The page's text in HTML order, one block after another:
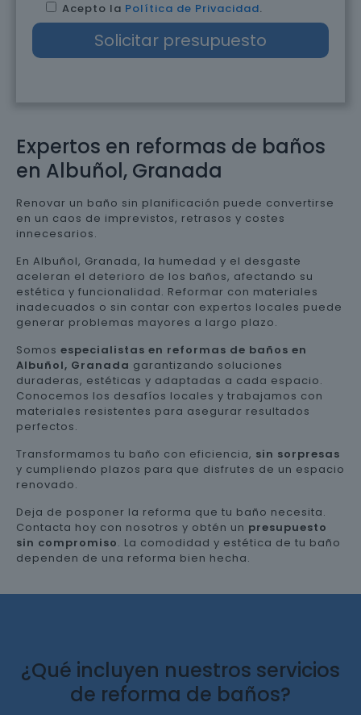
Expertos en reformas de baños
en Albuñol, Granada
Renovar un baño sin planificación puede convertirse
en un caos de imprevistos, retrasos y costes
innecesarios.
En Albuñol, Granada, la humedad y el desgaste
aceleran el deterioro de los baños, afectando su
estética y funcionalidad. Reformar con materiales
inadecuados o sin contar con expertos locales puede
generar problemas mayores a largo plazo.
Somos especialistas en reformas de baños en
Albuñol, Granada garantizando soluciones
duraderas, estéticas y adaptadas a cada espacio.
Conocemos los desafíos locales y trabajamos con
materiales resistentes para asegurar resultados
perfectos.
Transformamos tu baño con eficiencia, sin sorpresas
y cumpliendo plazos para que disfrutes de un espacio
renovado.
Deja de posponer la reforma que tu baño necesita.
Contacta hoy con nosotros y obtén un presupuesto
sin compromiso. La comodidad y estética de tu baño
dependen de una reforma bien hecha.
Acepto la Política de Privacidad.
¿Qué incluyen nuestros servicios
de reforma de baños?